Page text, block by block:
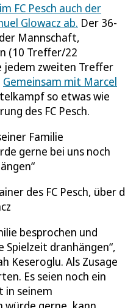
FC Pesch auch der
Glowacz ab. Der 36-
Mannschaft,
(10 Treffer/22
jedem zweiten Treffer
Gemeinsam mit Marcel
so etwas wie
des FC Pesch.
Familie
gerne bei uns noch
des FC Pesch, über
besprochen und
Spielzeit dranhängen“,
Keseroglu. Als Zusage
Es seien noch ein
in seinem